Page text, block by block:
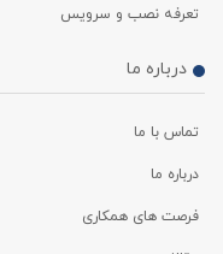
تعرفه نصب و سرویس
درباره ما
تماس با ما
درباره ما
فرصت های همکاری